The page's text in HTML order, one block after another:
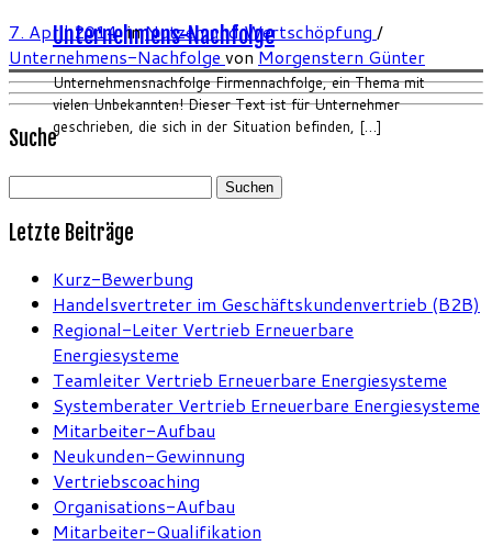
Unternehmens-Nachfolge
Unternehmensnachfolge Firmennachfolge, ein Thema mit
vielen Unbekannten! Dieser Text ist für Unternehmer
geschrieben, die sich in der Situation befinden, […]
7. April 2014inNutzen und Wertschöpfung /
Unternehmens-Nachfolge vonMorgenstern Günter
Suche
Suchen
Letzte Beiträge
Kurz-Bewerbung
Handelsvertreter im Geschäftskundenvertrieb (B2B)
Regional-Leiter Vertrieb Erneuerbare
Energiesysteme
Teamleiter Vertrieb Erneuerbare Energiesysteme
Systemberater Vertrieb Erneuerbare Energiesysteme
Mitarbeiter-Aufbau
Neukunden-Gewinnung
Vertriebscoaching
Organisations-Aufbau
Mitarbeiter-Qualifikation